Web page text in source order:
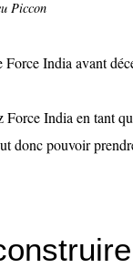
Piccon
India en tant
donc pouvoir